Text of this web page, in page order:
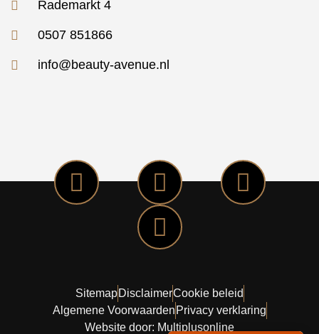
Rademarkt 4
0507 851866
info@beauty-avenue.nl
Sitemap DisclaimerCookie beleid
Algemene Voorwaarden Privacy verklaring
Website door: Multiplusonline